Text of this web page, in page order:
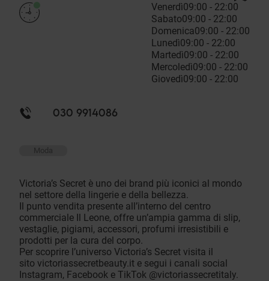
Venerdì09:00 - 22:00
Sabato09:00 - 22:00
Domenica09:00 - 22:00
Lunedì09:00 - 22:00
Martedì09:00 - 22:00
Mercoledì09:00 - 22:00
Giovedì09:00 - 22:00
030 9914086
Moda
Victoria’s Secret è uno dei brand più iconici al mondo
nel settore della lingerie e della bellezza.
Il punto vendita presente all’interno del centro
commerciale Il Leone, offre un’ampia gamma di slip,
vestaglie, pigiami, accessori, profumi irresistibili e
prodotti per la cura del corpo.
Per scoprire l’universo Victoria’s Secret visita il
sito victoriassecretbeauty.it e segui i canali social
Instagram, Facebook e TikTok @victoriassecretitaly.